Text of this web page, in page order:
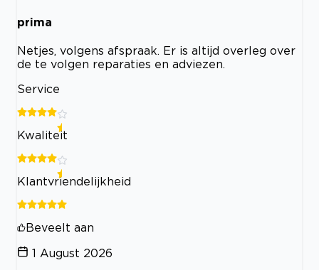
prima
Netjes, volgens afspraak. Er is altijd overleg over
de te volgen reparaties en adviezen.
Service
Kwaliteit
Klantvriendelijkheid
Beveelt aan
1 August 2026